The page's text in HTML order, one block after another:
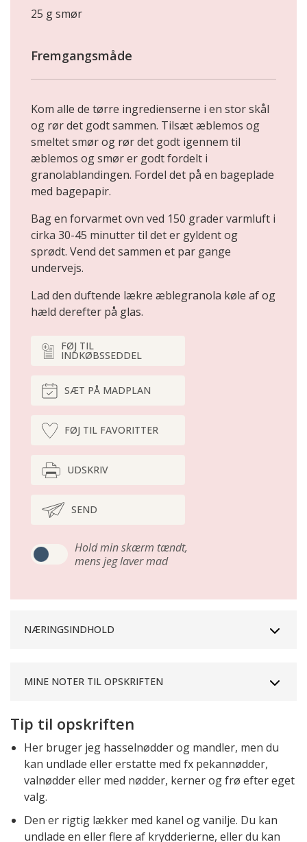
25 g smør
Fremgangsmåde
Kom alle de tørre ingredienserne i en stor skål
og rør det godt sammen. Tilsæt æblemos og
smeltet smør og rør det godt igennem til
æblemos og smør er godt fordelt i
granolablandingen. Fordel det på en bageplade
med bagepapir.
Bag en forvarmet ovn ved 150 grader varmluft i
cirka 30-45 minutter til det er gyldent og
sprødt. Vend det sammen et par gange
undervejs.
Lad den duftende lækre æblegranola køle af og
hæld derefter på glas.
FØJ TIL
INDKØBSSEDDEL
SÆT PÅ MADPLAN
FØJ TIL FAVORITTER
UDSKRIV
SEND
Hold min skærm tændt,
mens jeg laver mad
NÆRINGSINDHOLD
MINE NOTER TIL OPSKRIFTEN
Tip til opskriften
Her bruger jeg hasselnødder og mandler, men du
kan undlade eller erstatte med fx pekannødder,
valnødder eller med nødder, kerner og frø efter eget
valg.
Den er rigtig lækker med kanel og vanilje. Du kan
undlade en eller flere af krydderierne, eller du kan